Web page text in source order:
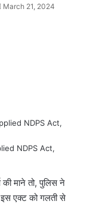
March 21, 2024
NDPS Act,
की माने तो, पुलिस ने
इस एक्ट को गलती से